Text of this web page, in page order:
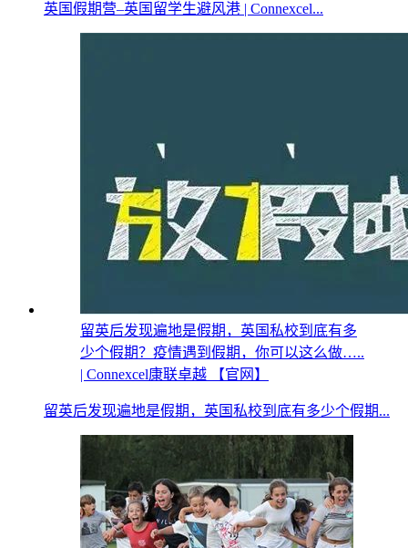
英国假期营–英国留学生避风港 | Connexcel...
留英后发现遍地是假期，英国私校到底有多
少个假期？疫情遇到假期，你可以这么做…..
| Connexcel康联卓越 【官网】
留英后发现遍地是假期，英国私校到底有多少个假期...